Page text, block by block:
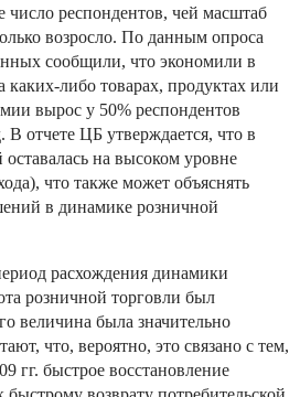
респондентов, чей масштаб
возросло. По данным опроса
сообщили, что экономили в
каких-либо товарах, продуктах или
вырос у 50% респондентов
В отчете ЦБ утверждается, что в
на высоком уровне
что также может объяснять
в динамике розничной
расхождения динамики
розничной торговли был
величина была значительно
что, вероятно, это связано с тем,
гг. быстрое восстановление